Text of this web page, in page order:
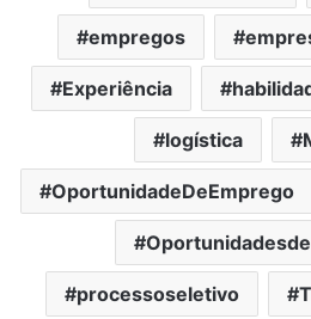
empregos
Experiência
logística
OportunidadeDeEmprego
processoseletivo